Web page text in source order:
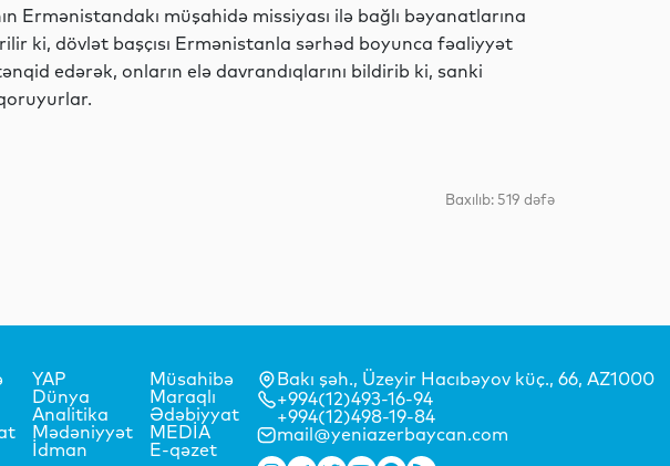
Ermənistandakı müşahidə missiyası ilə bağlı bəyanatlarına
ki, dövlət başçısı Ermənistanla sərhəd boyunca fəaliyyət
edərək, onların elə davrandıqlarını bildirib ki, sanki
Baxılıb: 519 dəfə
YAP
Dünya
Analitika
Mədəniyyət
İdman
Müsahibə
Maraqlı
Ədəbiyyat
MEDİA
E-qəzet
Bakı şəh., Üzeyir Hacıbəyov küç., 66, AZ1000
+994(12)493-16-94
+994(12)498-19-84
mail@yeniazerbaycan.com